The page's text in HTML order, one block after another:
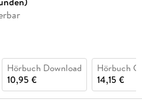
Hörbuch Download
10,95 €
Hörbuch
14,15 €